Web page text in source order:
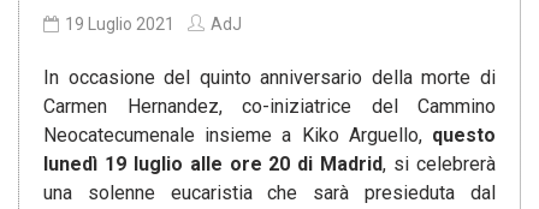
19 Luglio 2021 AdJ
In occasione del quinto anniversario della morte di
Carmen Hernandez, co-iniziatrice del Cammino
Neocatecumenale insieme a Kiko Arguello, questo
lunedì 19 luglio alle ore 20 di Madrid, si celebrerà
una solenne eucaristia che sarà presieduta dal